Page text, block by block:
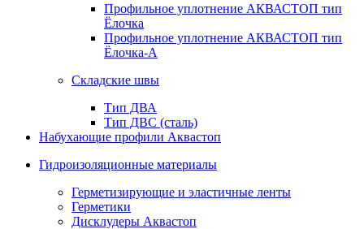
Профильное уплотнение АКВАСТОП тип
Ёлочка
Профильное уплотнение АКВАСТОП тип
Ёлочка-А
Складские швы
Тип ДВА
Тип ДВС (сталь)
Набухающие профили Аквастоп
Гидроизоляционные материалы
Герметизирующие и эластичные ленты
Герметики
Дисклудеры Аквастоп